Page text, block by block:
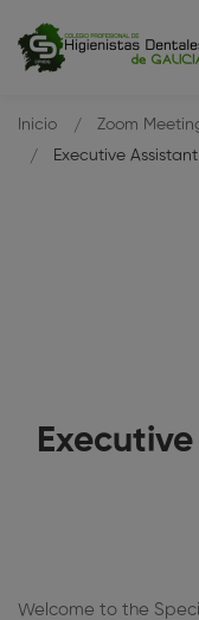
Inicio Zoom
Executive
Welcome to the